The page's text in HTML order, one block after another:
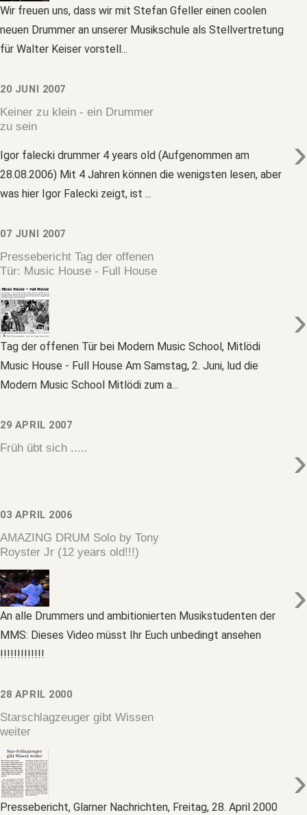
Wir freuen uns, dass wir mit Stefan Gfeller einen coolen
neuen Drummer an unserer Musikschule als Stellvertretung
für Walter Keiser vorstell...
20 JUNI 2007
Keiner zu klein - ein Drummer
zu sein
›
Igor falecki drummer 4 years old (Aufgenommen am
28.08.2006) Mit 4 Jahren können die wenigsten lesen, aber
was hier Igor Falecki zeigt, ist ...
07 JUNI 2007
Pressebericht Tag der offenen
Tür: Music House - Full House
›
Tag der offenen Tür bei Modern Music School, Mitlödi
Music House - Full House Am Samstag, 2. Juni, lud die
Modern Music School Mitlödi zum a...
29 APRIL 2007
Früh übt sich ..... ›
03 APRIL 2006
AMAZING DRUM Solo by Tony
Royster Jr (12 years old!!!)
›
An alle Drummers und ambitionierten Musikstudenten der
MMS: Dieses Video müsst Ihr Euch unbedingt ansehen
!!!!!!!!!!!!!
28 APRIL 2000
Starschlagzeuger gibt Wissen
weiter
›
Pressebericht, Glarner Nachrichten, Freitag, 28. April 2000